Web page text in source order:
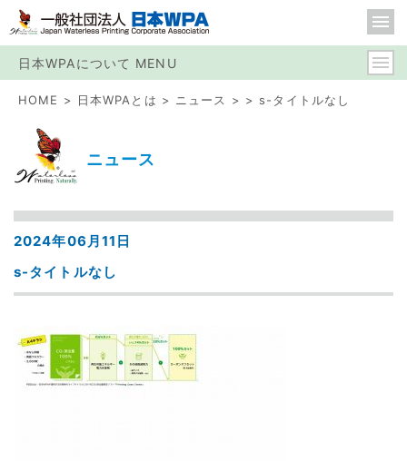
日本WPAについて MENU
HOME 日本WPAとは ニュース s-タイトルなし
ニュース
2024年06月11日
s-タイトルなし